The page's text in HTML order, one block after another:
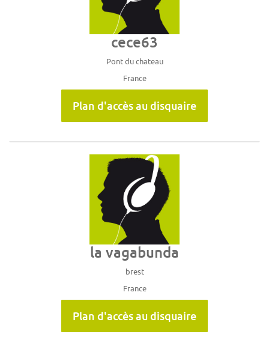
cece63
Pont du chateau
France
Plan d'accès au disquaire
la vagabunda
brest
France
Plan d'accès au disquaire